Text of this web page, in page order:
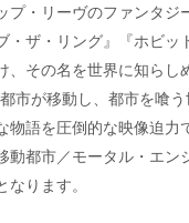
プ・リーヴのファンタジ
・ザ・リング』『ホビッ
、その名を世界に知らし
市が移動し、都市を喰
物語を圧倒的な映像迫力
動都市／モータル・エン
なります。